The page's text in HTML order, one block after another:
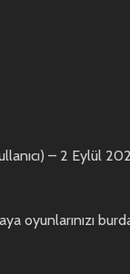
– 2 Eylül
oyunlarınızı